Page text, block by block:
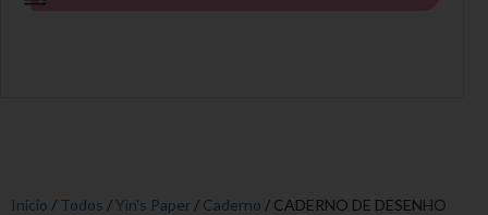
Início / Todos /Yin's Paper / Caderno / CADERNO DE DESENHO